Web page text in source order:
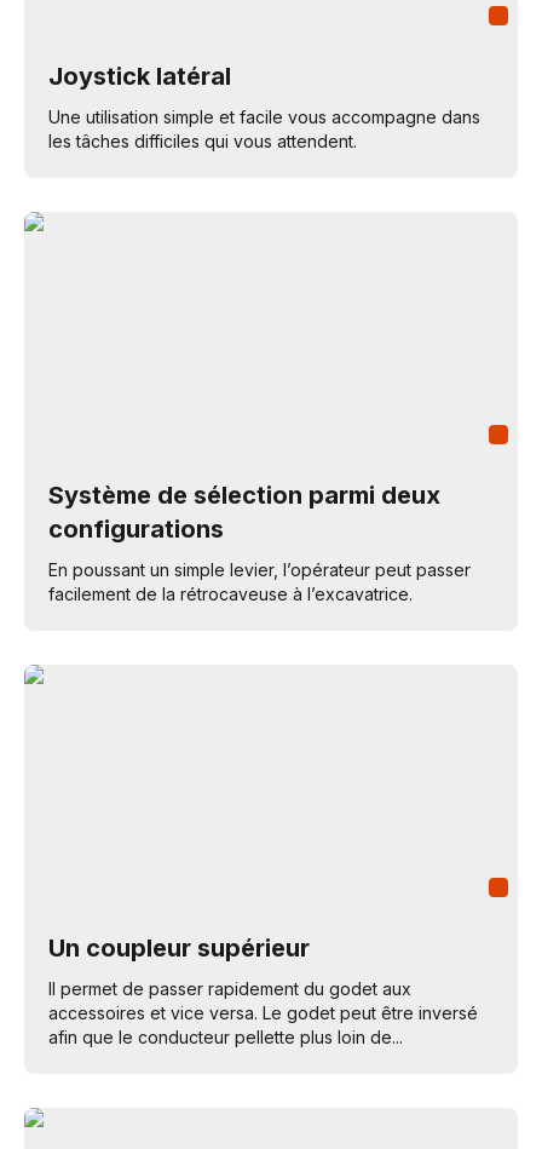
Joystick latéral
Une utilisation simple et facile vous accompagne dans
les tâches difficiles qui vous attendent.
Système de sélection parmi deux
configurations
En poussant un simple levier, l’opérateur peut passer
facilement de la rétrocaveuse à l’excavatrice.
Un coupleur supérieur
Il permet de passer rapidement du godet aux
accessoires et vice versa. Le godet peut être inversé
afin que le conducteur pellette plus loin de...